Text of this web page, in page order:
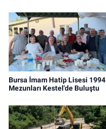
Bursa İmam Hatip Lisesi 1994
Mezunları Kestel'de Buluştu